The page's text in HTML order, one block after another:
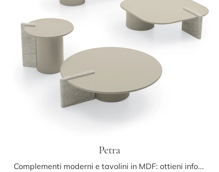
Petra
Complementi moderni e tavolini in MDF: ottieni informazioni sul modello Petra di Ditre Italia e potrai arricchire i tuoi locali.